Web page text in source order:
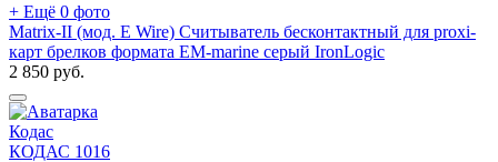
+ Ещё 0 фото
Matrix-II (мод. E Wire) Считыватель бесконтактный для proxi-
карт брелков формата EM-marine серый IronLogic
2 850 руб.
Кодас
КОДАС 1016